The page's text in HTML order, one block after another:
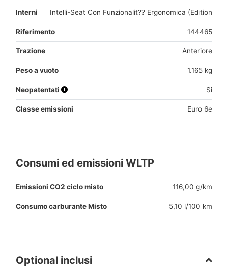
Interni Intelli-Seat Con Funzionalit?? Ergonomica (Edition
Riferimento 144465
Trazione Anteriore
Peso a vuoto 1.165 kg
Neopatentati Si
Classe emissioni Euro 6e
Consumi ed emissioni WLTP
Emissioni CO2 ciclo misto 116,00 g/km
Consumo carburante Misto 5,10 l/100 km
Optional inclusi